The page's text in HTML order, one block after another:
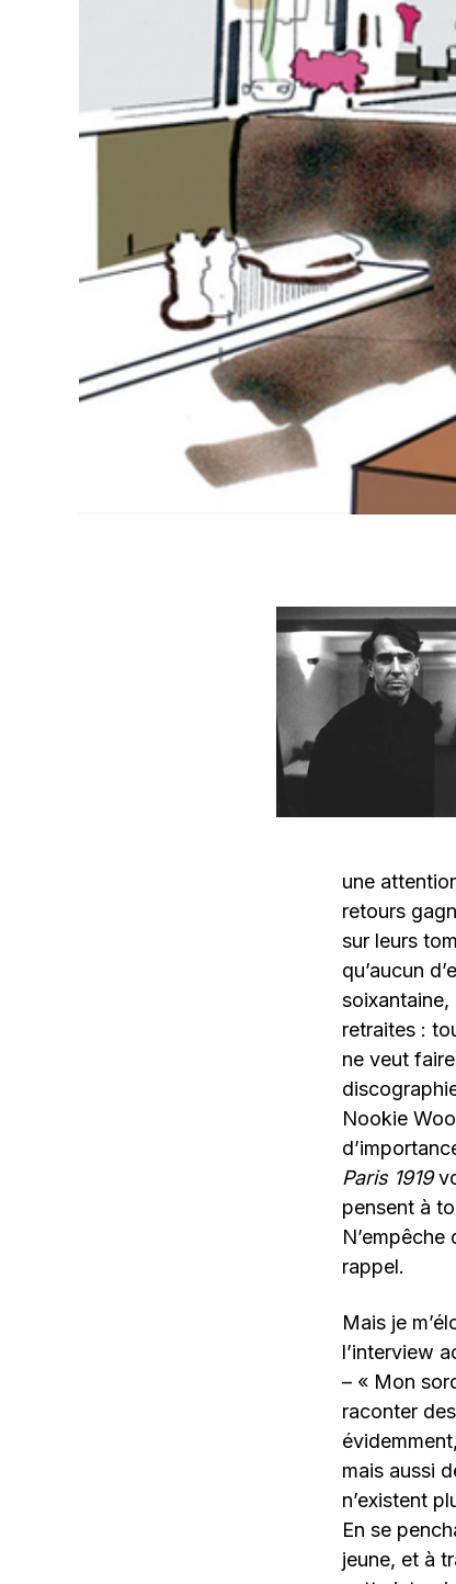
une
retours
sur leurs
qu’aucun
soixantaine,
retraites :
ne veut
Nookie
Paris 1919
pensent à
N’empêche
rappel.
Mais je
l’interview
– « Mon
raconter
mais aussi
n’existent
En se
jeune, et à